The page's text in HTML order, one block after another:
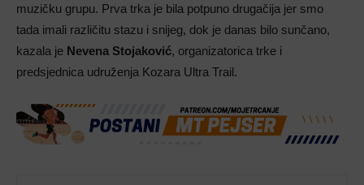
muzičku grupu. Prva trka je bila potpuno drugačija jer smo
tada imali različitu stazu i snijeg, dok je danas bilo sunčano,
kazala je Nevena Stojaković, organizatorica trke i
predsjednica udruženja Kozara Ultra Trail.